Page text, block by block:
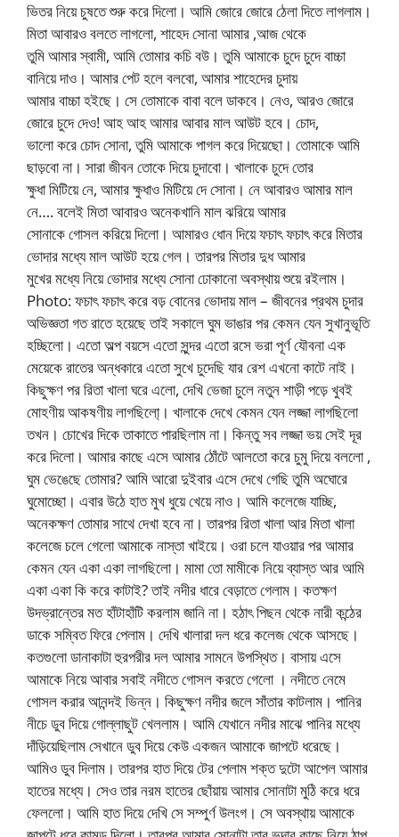
ভিতর নিয়ে চুষতে শুরু করে দিলো। আমি জোরে জোরে ঠেলা দিতে লাগলাম।
মিতা আবারও বলতে লাগলো, শাহেদ সোনা আমার ,আজ থেকে
তুমি আমার স্বামী, আমি তোমার কচি বউ। তুমি আমাকে চুদে চুদে বাচ্চা
বানিয়ে দাও। আমার পেট হলে বলবো, আমার শাহেদের চুদায়
আমার বাচ্চা হইছে। সে তোমাকে বাবা বলে ডাকবে। নেও, আরও জোরে
জোরে চুদে দেও! আহ আহ আমার আবার মাল আউট হবে। চোদ,
ভালো করে চোদ সোনা, তুমি আমাকে পাগল করে দিয়েছো। তোমাকে আমি
ছাড়বো না। সারা জীবন তোকে দিয়ে চুদাবো। খালাকে চুদে তোর
ক্ষুধা মিটিয়ে নে, আমার ক্ষুধাও মিটিয়ে দে সোনা। নে আবারও আমার মাল
নে…. বলেই মিতা আবারও অনেকখানি মাল ঝরিয়ে আমার
সোনাকে গোসল করিয়ে দিলো। আমারও ধোন দিয়ে ফচাৎ ফচাৎ করে মিতার
ভোদার মধ্যে মাল আউট হয়ে গেল। তারপর মিতার দুধ আমার
মুখের মধ্যে নিয়ে ভোদার মধ্যে সোনা ঢোকানো অবস্থায় শুয়ে রইলাম।
Photo: ফচাৎ ফচাৎ করে বড় বোনের ভোদায় মাল – জীবনের প্রথম চুদার
অভিজ্ঞতা গত রাতে হয়েছে তাই সকালে ঘুম ভাঙার পর কেমন যেন সুখানুভূতি
হচ্ছিলো। এতো অল্প বয়সে এতো সুন্দর এতো রসে ভরা পূর্ণ যৌবনা এক
মেয়েকে রাতের অন্ধকারে এতো সুখে চুদেছি যার রেশ এখনো কাটে নাই।
কিছুক্ষণ পর রিতা খালা ঘরে এলো, দেখি ভেজা চুলে নতুন শাড়ী পড়ে খুবই
মোহণীয় আকষণীয় লাগছিলো্। খালাকে দেখে কেমন যেন লজ্জা লাগছিলো
তখন। চোখের দিকে তাকাতে পারছিলাম না। কিন্তু সব লজ্জা ভয় সেই দূর
করে দিলো। আমার কাছে এসে আমার ঠোঁটে আলতো করে চুমু দিয়ে বললো ,
ঘুম ভেঙেছে তোমার? আমি আরো দুইবার এসে দেখে গেছি তুমি অঘোরে
ঘুমোচ্ছো। এবার উঠে হাত মুখ ধুয়ে খেয়ে নাও। আমি কলেজে যাচ্ছি,
অনেকক্ষণ তোমার সাথে দেখা হবে না। তারপর রিতা খালা আর মিতা খালা
কলেজে চলে গেলো আমাকে নাস্তা খাইয়ে। ওরা চলে যাওয়ার পর আমার
কেমন যেন একা একা লাগছিলো। মামা তো মামীকে নিয়ে ব্যাস্ত আর আমি
একা একা কি করে কাটাই? তাই নদীর ধারে বেড়াতে গেলাম। কতক্ষণ
উদভ্রান্তের মত হাঁটাহাঁটি করলাম জানি না। হঠাৎ পিছন থেকে নারী কন্ঠের
ডাকে সম্বিত ফিরে পেলাম। দেখি খালারা দল ধরে কলেজ থেকে আসছে।
কতগুলো ডানাকাটা হুরপরীর দল আমার সামনে উপস্থিত। বাসায় এসে
আমাকে নিয়ে আবার সবাই নদীতে গোসল করতে গেলো । নদীতে নেমে
গোসল করার আনন্দই ভিন্ন। কিছুক্ষণ নদীর জলে সাঁতার কাটলাম। পানির
নীচে ডুব দিয়ে গোল্লাছুট খেললাম। আমি যেখানে নদীর মাঝে পানির মধ্যে
দাঁড়িয়েছিলাম সেখানে ডুব দিয়ে কেউ একজন আমাকে জাপটে ধরেছে।
আমিও ডুব দিলাম। তারপর হাত দিয়ে টের পেলাম শক্ত দুটো আপেল আমার
হাতের মধ্যে। সেও তার নরম হাতের ছোঁয়ায় আমার সোনাটা মুঠি করে ধরে
ফেললো। আমি হাত দিয়ে দেখি সে সম্পুর্ণ উলংগ। সে অবস্থায় আমাকে